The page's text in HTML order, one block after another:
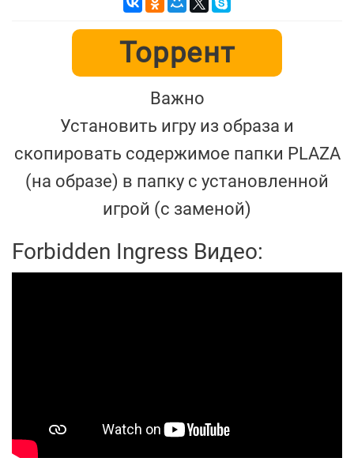
Торрент
Важно
Установить игру из образа и
скопировать содержимое папки PLAZA
(на образе) в папку с установленной
игрой (с заменой)
Forbidden Ingress Видео: